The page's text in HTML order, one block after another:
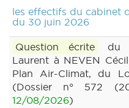
les effectifs du cabinet
du 30 juin 2026
Question écrite du
Laurent à NEVEN
Plan Air-Climat, du
(Dossier n° 572
12/08/2026)